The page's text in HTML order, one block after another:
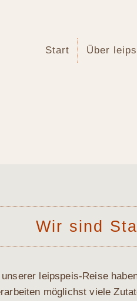
Start Über
Wir sind
unse­rer leip­speis-Rei­se
mög­lichst vie­le